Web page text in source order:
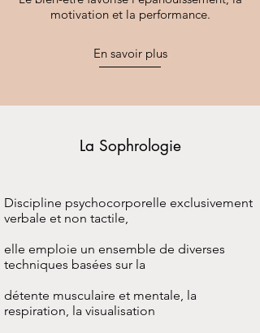
motivation et la performance.
En savoir plus
La Sophrologie
Discipline psychocorporelle exclusivement
verbale et non tactile,
elle emploie un ensemble de diverses
techniques basées sur la
détente musculaire et mentale, la
respiration, la visualisation